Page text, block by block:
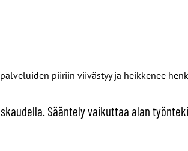
piiriin viivästyy ja heikkenee
Sääntely vaikuttaa alan